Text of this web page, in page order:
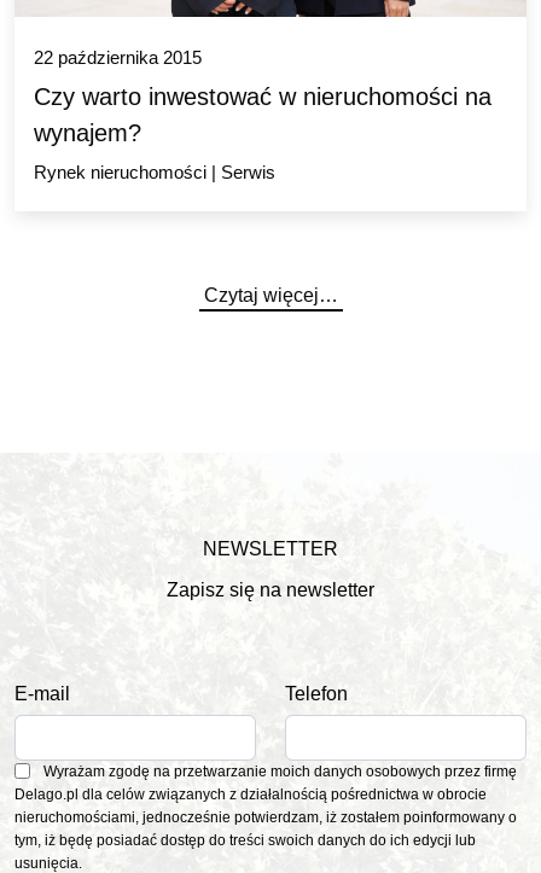
22 października 2015
Czy warto inwestować w nieruchomości na
wynajem?
Rynek nieruchomości| Serwis
Czytaj więcej…
NEWSLETTER
Zapisz się na newsletter
E-mail Telefon
Wyrażam zgodę na przetwarzanie moich danych osobowych przez firmę
Delago.pl dla celów związanych z działalnością pośrednictwa w obrocie
nieruchomościami, jednocześnie potwierdzam, iż zostałem poinformowany o
tym, iż będę posiadać dostęp do treści swoich danych do ich edycji lub
usunięcia.